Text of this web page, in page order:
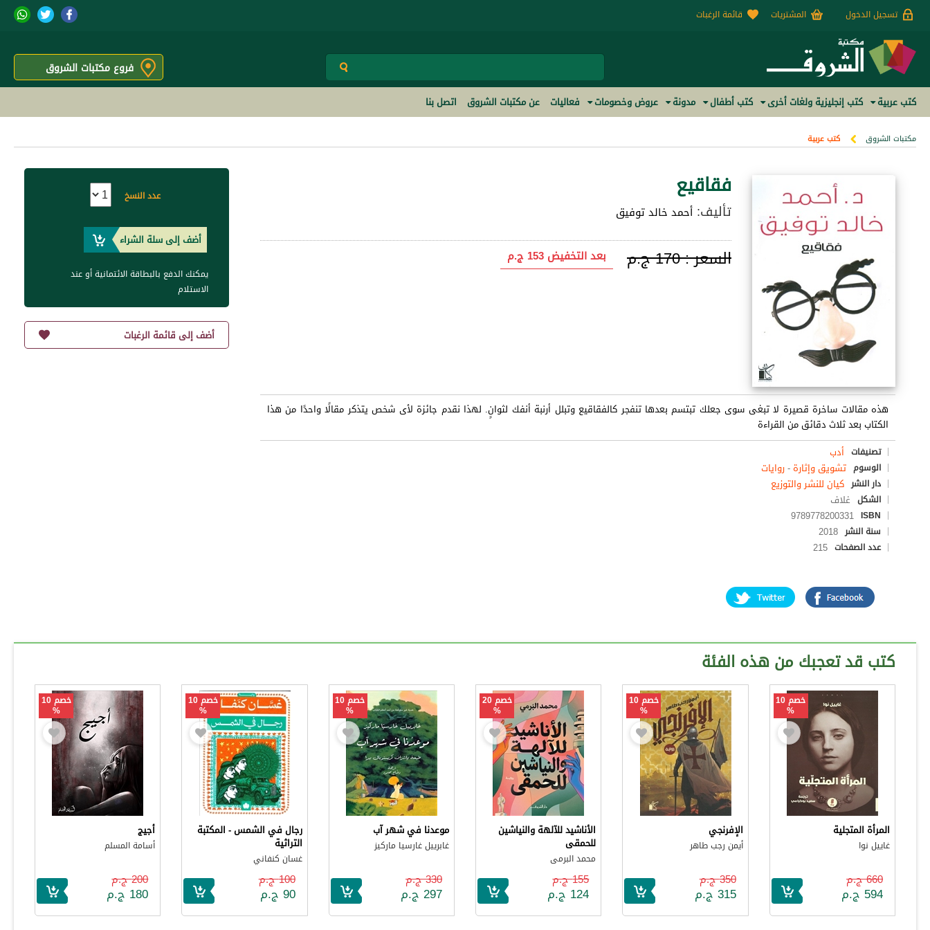
تسجيل الدخول المشتريات قائمة الرغبات
فروع مكتبات الشروق
كتب عربية كتب إنجليزية ولغات أخرى كتب أطفال مدونة عروض وخصومات فعاليات عن مكتبات الشروق اتصل بنا
مكتبات الشروق كتب عربية
فقاقيع
تأليف: أحمد خالد توفيق
السعر :170 ج.م بعد التخفيض 153 ج.م
هذه مقالات ساخرة قصيرة لا تبغى سوى جعلك تبتسم بعدها تنفجر كالفقاقيع وتبلل أرنبة أنفك لثوانٍ. لهذا نقدم جائزة لأى شخص يتذكر مقالًا واحدًا من هذا
الكتاب بعد ثلاث دقائق من القراءة
تصنيفات أدب
الوسوم تشويق وإثارة-روايات
دار النشر كيان للنشر والتوزيع
الشكل غلاف
ISBN
9789778200331
سنة النشر 2018
عدد الصفحات 215
عدد النسخ
أضف إلى سلة الشراء
يمكنك الدفع بالبطاقة الائتمانية أو عند
الاستلام
أضف إلى قائمة الرغبات
كتب قد تعجبك من هذه الفئة
خصم 10
%
المرأة المتجلية
غاييل نوا
660 ج.م
594 ج.م
خصم 10
%
الإفرنجي
أيمن رجب طاهر
350 ج.م
315 ج.م
خصم 20
%
الأناشيد للآلهة والنياشين
للحمقى
محمد البرمى
155 ج.م
124 ج.م
خصم 10
%
موعدنا في شهر آب
غابرييل غارسيا ماركيز
330 ج.م
297 ج.م
خصم 10
%
رجال في الشمس - المكتبة
التراثية
غسان كنفاني
100 ج.م
90 ج.م
خصم 10
%
أجيج
أسامة المسلم
200 ج.م
180 ج.م